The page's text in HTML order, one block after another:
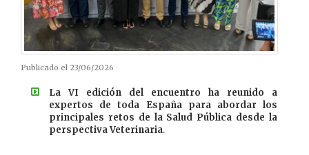
Publicado el 23/06/2026
La VI edición del encuentro ha reunido a
expertos de toda España para abordar los
principales retos de la Salud Pública desde la
perspectiva Veterinaria.